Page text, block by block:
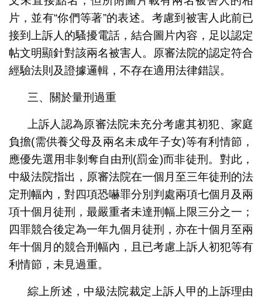
片，並有“你們等著”的表述。考慮到被害人此前已
接到上訴人的騷擾電話，結合圖片內容，足以認定
帖文明顯針對該兩名被害人。原審法院的認定符合
經驗法則及證據邏輯，不存在適用法律錯誤。
三、關於量刑過重
上訴人認為原審法院未充分考慮其初犯、家庭
負擔(需供養父母及兩名未成年子女)等有利情節，
應優先選用非剝奪自由刑(罰金)而非徒刑。對此，
中級法院指出，原審法院在一個月至三年徒刑的法
定刑幅內，對四項恐嚇罪分別判處兩項七個月及兩
項十個月徒刑，最嚴重者未達刑幅上限三分之一；
四罪競合後定為一年九個月徒刑，亦在十個月至兩
年十個月的競合刑幅內，且已考慮上訴人初犯等有
利情節，未見過重。
綜上所述，中級法院裁定上訴人甲的上訴理由